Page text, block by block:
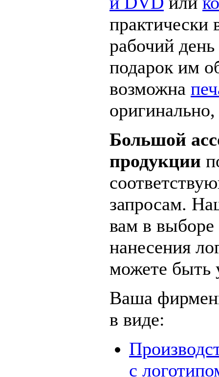
практически
рабочий
подарок им
возможна
Большой
продукции
запросам.
вам в выборе
нанесения
можете быть
Ваша
в виде:
с